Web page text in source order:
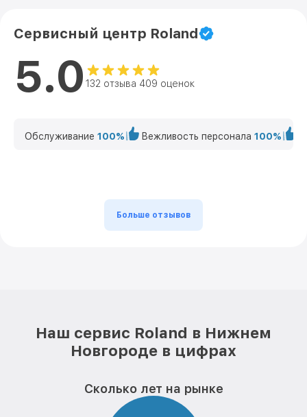
Сервисный центр Roland
5.0 132 отзыва 409 оценок
Обслуживание 100% Вежливость персонала 100%
Больше отзывов
Наш сервис Roland в Нижнем
Новгороде в цифрах
Сколько лет на рынке